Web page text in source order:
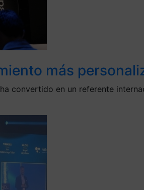
más
convertido en un referente